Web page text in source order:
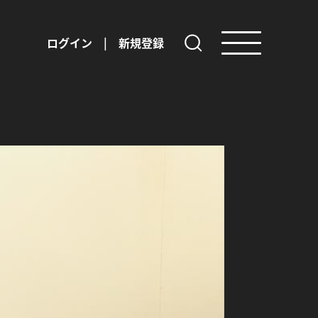
ログイン | 新規登録